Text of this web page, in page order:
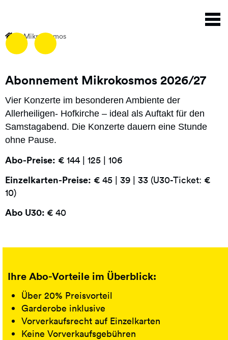
InhaltMikrokosmos
Abonnement Mikrokosmos 2026/27
Vier Konzerte im besonderen Ambiente der
Allerheiligen- Hofkirche – ideal als Auftakt für den
Samstagabend. Die Konzerte dauern eine Stunde
ohne Pause.
Abo-Preise: € 144 | 125 | 106
Einzelkarten-Preise: € 45 | 39 | 33 (U30-Ticket: €
10)
Abo U30: € 40
Ihre Abo-Vorteile im Überblick:
Über 20% Preisvorteil
Garderobe inklusive
Vorverkaufsrecht auf Einzelkarten
Keine Vorverkaufsgebühren